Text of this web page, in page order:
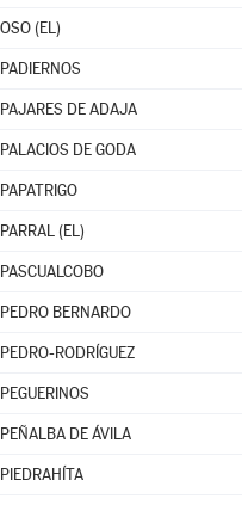
OSO (EL)
PADIERNOS
PAJARES DE ADAJA
PALACIOS DE GODA
PAPATRIGO
PARRAL (EL)
PASCUALCOBO
PEDRO BERNARDO
PEDRO-RODRÍGUEZ
PEGUERINOS
PEÑALBA DE ÁVILA
PIEDRAHÍTA